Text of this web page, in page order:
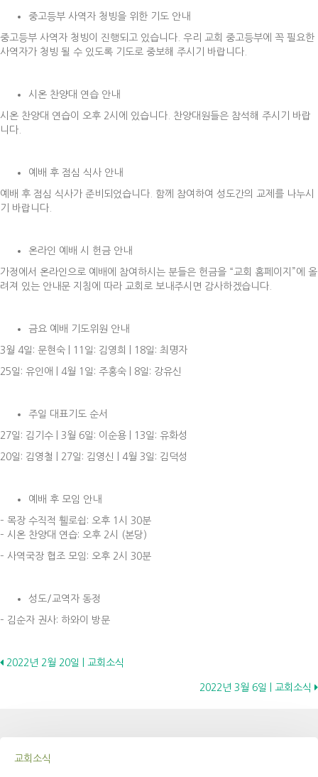
중고등부 사역자 청빙을 위한 기도 안내
중고등부 사역자 청빙이 진행되고 있습니다. 우리 교회 중고등부에 꼭 필요한
사역자가 청빙 될 수 있도록 기도로 중보해 주시기 바랍니다.
시온 찬양대 연습 안내
시온 찬양대 연습이 오후 2시에 있습니다. 찬양대원들은 참석해 주시기 바랍
니다.
예배 후 점심 식사 안내
예배 후 점심 식사가 준비되었습니다. 함께 참여하여 성도간의 교제를 나누시
기 바랍니다.
온라인 예배 시 헌금 안내
가정에서 온라인으로 예배에 참여하시는 분들은 헌금을 “교회 홈페이지”에 올
려져 있는 안내문 지침에 따라 교회로 보내주시면 감사하겠습니다.
금요 예배 기도위원 안내
3월 4일: 문현숙 | 11일: 김영희 | 18일: 최명자
25일: 유인애 | 4월 1일: 주홍숙 | 8일: 강유신
주일 대표기도 순서
27일: 김기수 | 3월 6일: 이순용 | 13일: 유화성
20일: 김영철 | 27일: 김영신 | 4월 3일: 김덕성
예배 후 모임 안내
– 목장 수직적 휄로쉽: 오후 1시 30분
– 시온 찬양대 연습: 오후 2시 (본당)
– 사역국장 협조 모임: 오후 2시 30분
성도/교역자 동정
– 김순자 권사: 하와이 방문
Posts
2022년 2월 20일 | 교회소식
2022년 3월 6일 | 교회소식
교회소식